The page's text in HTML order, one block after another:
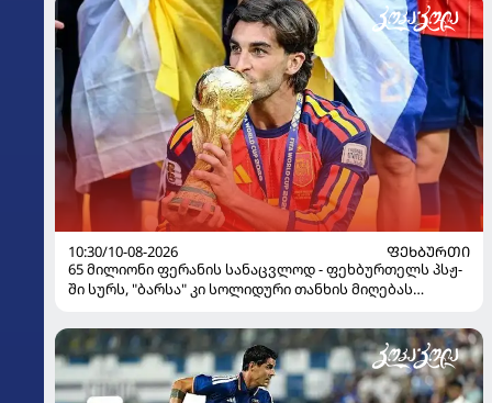
10:30/10-08-2026
ᲤᲔᲮᲑᲣᲠᲗᲘ
65 მილიონი ფერანის სანაცვლოდ - ფეხბურთელს პსჟ-
ში სურს, "ბარსა" კი სოლიდური თანხის მიღებას